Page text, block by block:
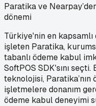
Paratika ve
dönemi
Türkiye'nin en
işleten Paratika,
tabanlı ödeme kabul
SoftPOS SDK'sını
teknolojisi,
işletmelere donanım
ödeme kabul deneyimi